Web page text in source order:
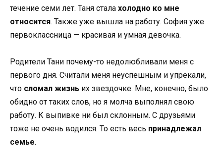
течение семи лет. Таня стала холодно ко мне
относится. Также уже вышла на работу. София уже
первоклассница — красивая и умная девочка.
Родители Тани почему-то недолюбливали меня с
первого дня. Считали меня неуспешным и упрекали,
что сломал жизнь их звездочке. Мне, конечно, было
обидно от таких слов, но я молча выполнял свою
работу. К выпивке ни был склонным. С друзьями
тоже не очень водился. То есть весь принадлежал
семье.